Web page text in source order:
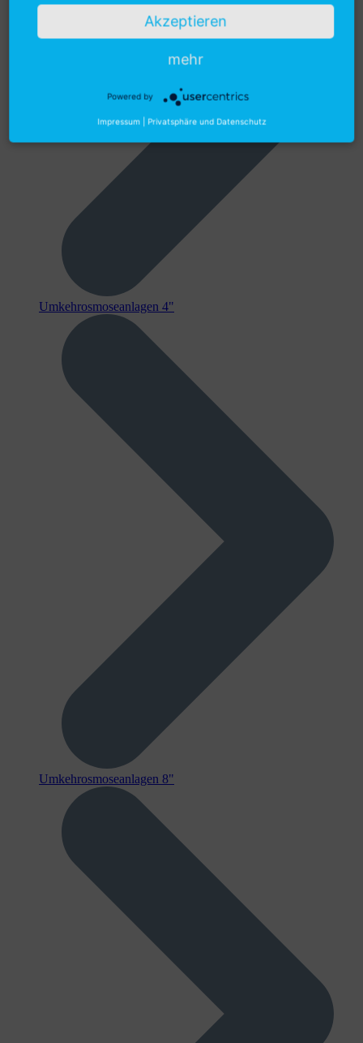
Umkehrosmoseanlagen 4"
Umkehrosmoseanlagen 8"
Akzeptieren
mehr
Powered by
Impressum Privatsphäre und Datenschutz